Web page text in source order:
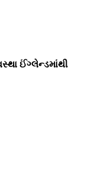
ઈંગ્લેન્ડમાંથી